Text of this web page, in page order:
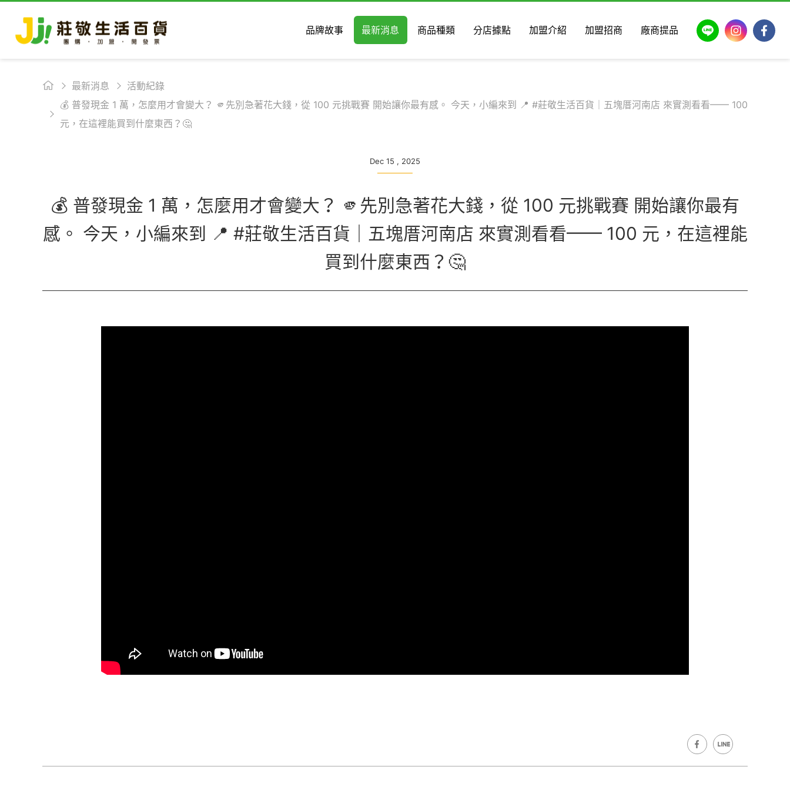
LINE Instagram
品牌故事 最新消息 商品種類 分店據點 加盟介紹 加盟招商 廠商提品
最新消息
活動紀錄
💰 普發現金 1 萬，怎麼用才會變大？ 🫵先別急著花大錢，從 100 元挑戰賽 開始讓你最有感。 今天，小編來到 📍 #莊敬生活百貨｜五塊厝河南店 來實測看看—— 100
元，在這裡能買到什麼東西？🤔
Dec 15 , 2025
💰 普發現金 1 萬，怎麼用才會變大？ 🫵先別急著花大錢，從 100 元挑戰賽 開始讓你最有
感。 今天，小編來到 📍 #莊敬生活百貨｜五塊厝河南店 來實測看看—— 100 元，在這裡能
買到什麼東西？🤔